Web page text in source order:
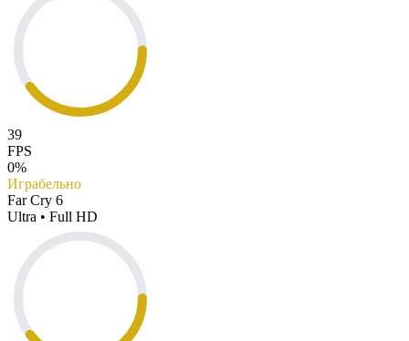
39
FPS
0%
Играбельно
Far Cry 6
Ultra • Full HD